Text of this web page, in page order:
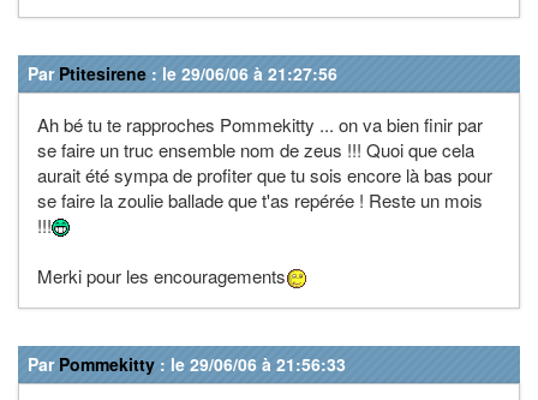
Par Ptitesirene : le 29/06/06 à 21:27:56
Ah bé tu te rapproches Pommekitty ... on va bien finir par
se faire un truc ensemble nom de zeus !!! Quoi que cela
aurait été sympa de profiter que tu sois encore là bas pour
se faire la zoulie ballade que t'as repérée ! Reste un mois
!!!
Merki pour les encouragements
Par Pommekitty : le 29/06/06 à 21:56:33